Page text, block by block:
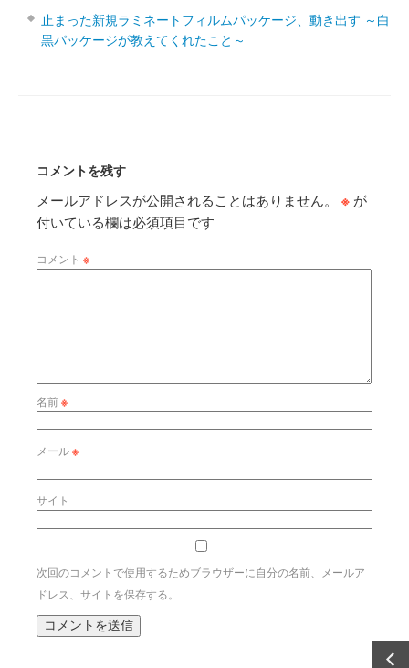
止まった新規ラミネートフィルムパッケージ、動き出す ～白
黒パッケージが教えてくれたこと～
コメントを残す
メールアドレスが公開されることはありません。 ※ が
付いている欄は必須項目です
コメント ※
名前※
メール※
サイト
次回のコメントで使用するためブラウザーに自分の名前、メールア
ドレス、サイトを保存する。